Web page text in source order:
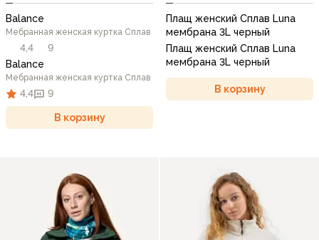
Balance
Мебранная женская куртка Сплав
4,4
9
Balance
Мебранная женская куртка Сплав
4,4 9
В корзину
Плащ женский Сплав Luna
мембрана 3L черный
Плащ женский Сплав Luna
мембрана 3L черный
В корзину